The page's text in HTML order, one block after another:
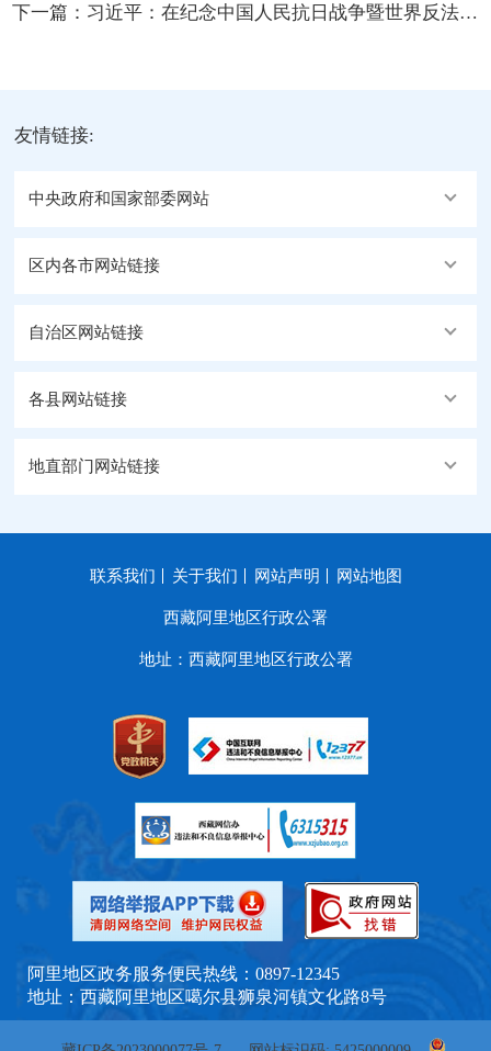
下一篇： 习近平：在纪念中国人民抗日战争暨世界反法西斯战争胜利80周年大会上的讲话
友情链接:
中央政府和国家部委网站
区内各市网站链接
自治区网站链接
各县网站链接
地直部门网站链接
联系我们 关于我们 网站声明 网站地图
西藏阿里地区行政公署
地址：西藏阿里地区行政公署
阿里地区政务服务便民热线：0897-12345
地址：西藏阿里地区噶尔县狮泉河镇文化路8号